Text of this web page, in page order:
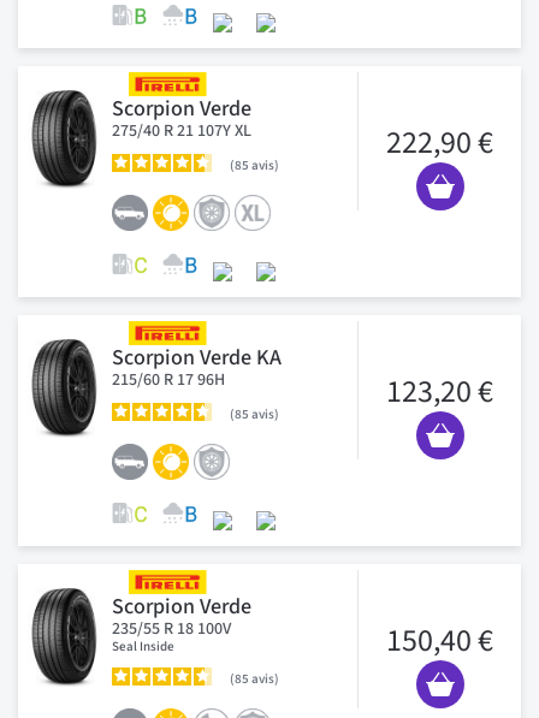
Scorpion Verde
275/40 R 21 107Y XL
85 avis
222,90 €
Scorpion Verde KA
215/60 R 17 96H
85 avis
123,20 €
Scorpion Verde
235/55 R 18 100V
Seal Inside
85 avis
150,40 €